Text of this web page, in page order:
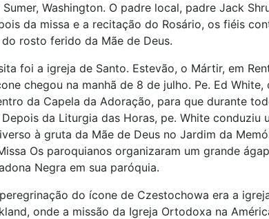
Washington. O padre local, padre Jack
da missa e a recitação do Rosário, os fiéis
rosto ferido da Mãe de Deus.
foi a igreja de Santo. Estevão, o Mártir, em
chegou na manhã de 8 de julho. Pe. Ed White,
da Capela da Adoração, para que durante
da Liturgia das Horas, pe. White conduziu
à gruta da Mãe de Deus no Jardim da
Os paroquianos organizaram um grande
Negra em sua paróquia.
do ícone de Czestochowa era a
onde a missão da Igreja Ortodoxa na